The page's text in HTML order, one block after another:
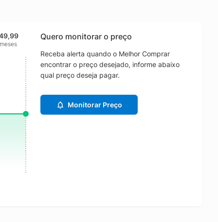
Quero monitorar o preço
Receba alerta quando o Melhor Comprar
encontrar o preço desejado, informe abaixo
qual preço deseja pagar.
Monitorar Preço